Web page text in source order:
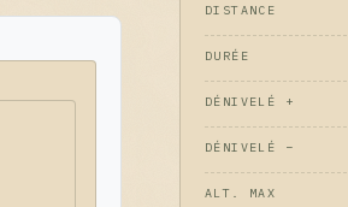
DISTANCE
DURÉE
DÉNIVELÉ +
DÉNIVELÉ −
ALT. MAX